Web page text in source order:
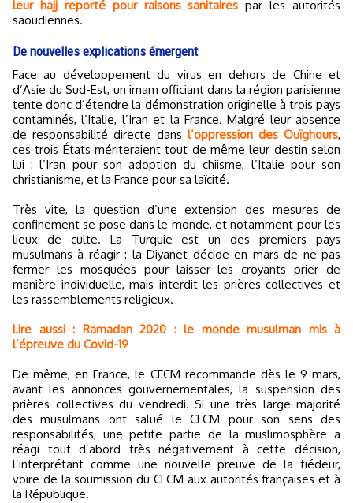
leur hajj reporté pour raisons sanitaires par les autorités
saoudiennes.
De nouvelles explications émergent
Face au développement du virus en dehors de Chine et
d’Asie du Sud-Est, un imam officiant dans la région parisienne
tente donc d’étendre la démonstration originelle à trois pays
contaminés, l’Italie, l’Iran et la France. Malgré leur absence
de responsabilité directe dans l’oppression des Ouïghours,
ces trois États mériteraient tout de même leur destin selon
lui : l’Iran pour son adoption du chiisme, l’Italie pour son
christianisme, et la France pour sa laïcité.
Très vite, la question d’une extension des mesures de
confinement se pose dans le monde, et notamment pour les
lieux de culte. La Turquie est un des premiers pays
musulmans à réagir : la Diyanet décide en mars de ne pas
fermer les mosquées pour laisser les croyants prier de
manière individuelle, mais interdit les prières collectives et
les rassemblements religieux.
Lire aussi : Ramadan 2020 : le monde musulman mis à
l’épreuve du Covid-19
De même, en France, le CFCM recommande dès le 9 mars,
avant les annonces gouvernementales, la suspension des
prières collectives du vendredi. Si une très large majorité
des musulmans ont salué le CFCM pour son sens des
responsabilités, une petite partie de la muslimosphère a
réagi tout d’abord très négativement à cette décision,
l’interprétant comme une nouvelle preuve de la tiédeur,
voire de la soumission du CFCM aux autorités françaises et à
la République.